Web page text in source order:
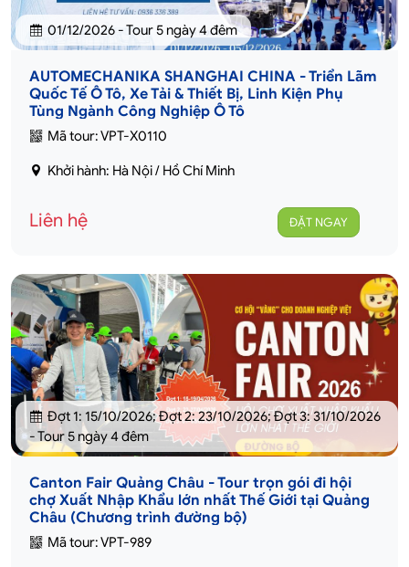
01/12/2026 - Tour 5 ngày 4 đêm
AUTOMECHANIKA SHANGHAI CHINA - Triển Lãm
Quốc Tế Ô Tô, Xe Tải & Thiết Bị, Linh Kiện Phụ
Tùng Ngành Công Nghiệp Ô Tô
Mã tour: VPT-X0110
Khởi hành: Hà Nội / Hồ Chí Minh
Liên hệ ĐẶT NGAY
Đợt 1: 15/10/2026; Đợt 2: 23/10/2026; Đợt 3: 31/10/2026
- Tour 5 ngày 4 đêm
Canton Fair Quảng Châu - Tour trọn gói đi hội
chợ Xuất Nhập Khẩu lớn nhất Thế Giới tại Quảng
Châu (Chương trình đường bộ)
Mã tour: VPT-989